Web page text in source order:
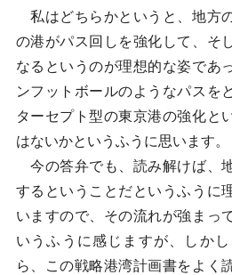
私はどちらかというと、地方
の港がパス回しを強化して、そ
なるというのが理想的な姿であ
ンフットボールのようなパスを
ターセプト型の東京港の強化と
はないかというふうに思います。
今の答弁でも、読み解けば、
するということだというふうに
いますので、その流れが強まっ
いうふうに感じますが、しか
ら、この戦略港湾計画書をよく